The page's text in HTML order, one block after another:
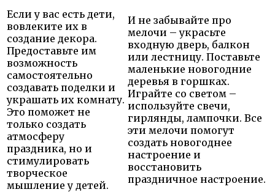
Если у вас есть дети,
вовлеките их в
создание декора.
Предоставьте им
возможность
самостоятельно
создавать поделки и
украшать их комнату.
Это поможет не
только создать
атмосферу
праздника, но и
стимулировать
творческое
мышление у детей.
И не забывайте про
мелочи – украсьте
входную дверь, балкон
или лестницу. Поставьте
маленькие новогодние
деревья в горшках.
Играйте со светом –
используйте свечи,
гирлянды, лампочки. Все
эти мелочи помогут
создать новогоднее
настроение и
восстановить
праздничное настроение.